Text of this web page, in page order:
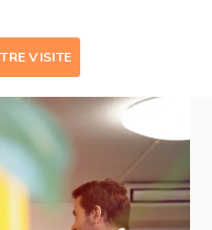
VISITE